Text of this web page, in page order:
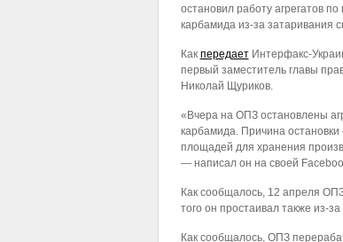
остановил работу агрегатов по
карбамида из-за затаривания
Как передаетИнтерфакс-
первый заместитель главы
Николай Щуриков.
«Вчера на ОПЗ остановлены
карбамида. Причина остановки
площадей для хранения
— написал он на своей
Как сообщалось, 12 апреля
того он простаивал также из-
Как сообщалось, ОПЗ